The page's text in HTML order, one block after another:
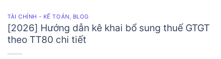
TÀI CHÍNH - KẾ TOÁN BLOG
[2026] Hướng dẫn kê khai bổ sung thuế GTGT
theo TT80 chi tiết